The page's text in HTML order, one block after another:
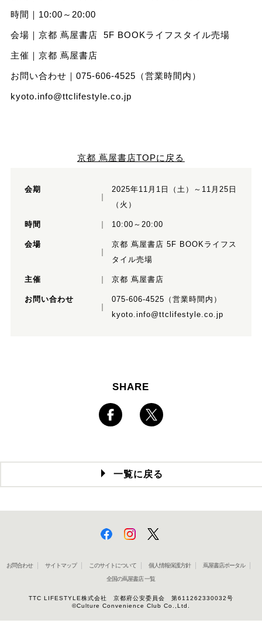
時間｜10:00～20:00
会場｜京都 蔦屋書店 5F BOOKライフスタイル売場
主催｜京都 蔦屋書店
お問い合わせ｜075-606-4525（営業時間内）
kyoto.info@ttclifestyle.co.jp
京都 蔦屋書店TOPに戻る
会期
2025年11月1日（土）～11月25日
（火）
時間 10:00～20:00
会場
京都 蔦屋書店 5F BOOKライフス
タイル売場
主催 京都 蔦屋書店
お問い合わせ
075-606-4525（営業時間内）
kyoto.info@ttclifestyle.co.jp
SHARE
一覧に戻る
お問合わせ サイトマップ このサイトについて 個人情報保護方針 蔦屋書店ポータル
全国の蔦屋書店 一覧
TTC LIFESTYLE株式会社 京都府公安委員会 第611262330032号
©Culture Convenience Club Co.,Ltd.